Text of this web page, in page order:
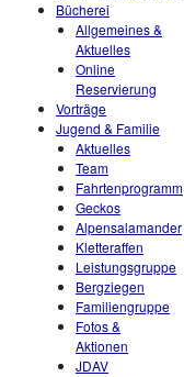
Bücherei
Allgemeines &
Aktuelles
Online
Reservierung
Vorträge
Jugend & Familie
Aktuelles
Team
Fahrtenprogramm
Geckos
Alpensalamander
Kletteraffen
Leistungsgruppe
Bergziegen
Familiengruppe
Fotos &
Aktionen
JDAV